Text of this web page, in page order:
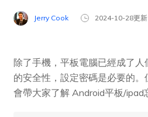
Jerry Cook 2024-10-28更
除了手機，平板電腦已經成了
的安全性，設定密碼是必要的
會帶大家了解 Android平板/ipad